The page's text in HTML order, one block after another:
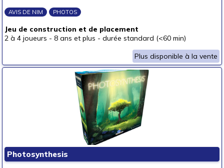
AVIS DE NIM PHOTOS
Jeu de construction et de placement
2 à 4 joueurs - 8 ans et plus - durée standard (<60 min)
Plus disponible à la vente
Photosynthesis